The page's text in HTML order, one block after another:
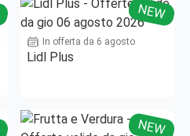
NEW
In offerta da 6 agosto
Lidl Plus
NEW